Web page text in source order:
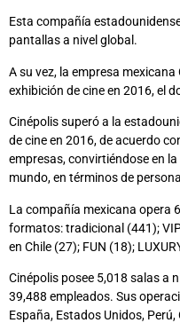
Esta compañía
pantallas a nivel global.
A su vez, la empresa
exhibición de cine en 2016, el
Cinépolis superó a la
de cine en 2016, de acuerdo
empresas, convirtiéndose en
mundo, en términos de
La compañía mexicana opera
formatos: tradicional (441);
en Chile (27); FUN (18);
Cinépolis posee 5,018 salas a
39,488 empleados. Sus
España, Estados Unidos, Perú,